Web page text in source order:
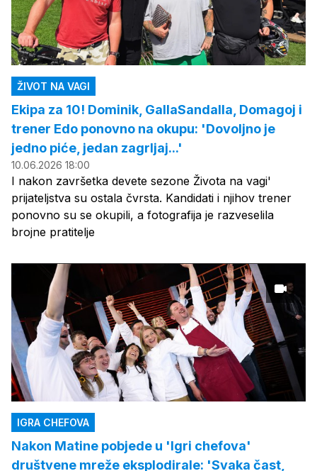
ŽIVOT NA VAGI
Ekipa za 10! Dominik, GallaSandalla, Domagoj i
trener Edo ponovno na okupu: 'Dovoljno je
jedno piće, jedan zagrljaj...'
10.06.2026 18:00
I nakon završetka devete sezone Života na vagi'
prijateljstva su ostala čvrsta. Kandidati i njihov trener
ponovno su se okupili, a fotografija je razveselila
brojne pratitelje
IGRA CHEFOVA
Nakon Matine pobjede u 'Igri chefova'
društvene mreže eksplodirale: 'Svaka čast,